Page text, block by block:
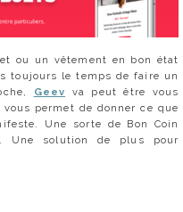
ou un vêtement en bon état
toujours le temps de faire un
Geev va peut être vous
permet de donner ce que
Une sorte de Bon Coin
Une solution de plus pour